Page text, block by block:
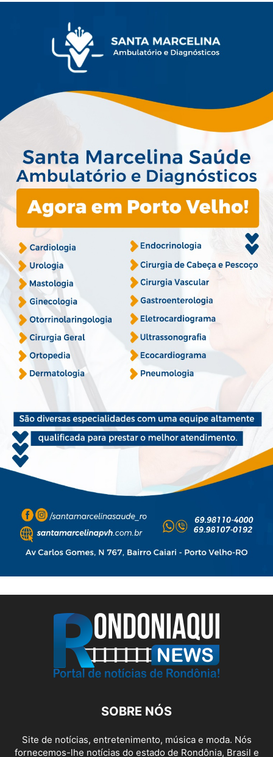
SOBRE NÓS
Site de notícias, entretenimento, música e moda. Nós
fornecemos-lhe notícias do estado de Rondônia, Brasil e